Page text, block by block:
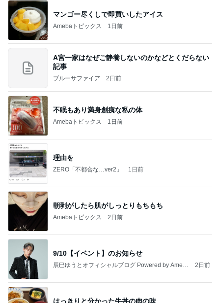
マンゴー尽くしで即買いしたアイス
Amebaトピックス 1日前
A宮一家はなぜご静養しないのかなどとくだらない
記事
ブルーサファイア 2日前
不眠もあり満身創痍な私の体
Amebaトピックス 1日前
理由を
ZERO「不都合な…ver2」 1日前
朝剥がしたら肌がしっとりもちもち
Amebaトピックス 2日前
9/10【イベント】のお知らせ
辰巳ゆうとオフィシャルブログ Powered by Ameb
2日前
はっきりと分かった牛丼の肉の味